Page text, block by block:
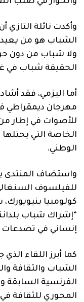
وأكدت نائلة التازي
الشباب هو من
ولا شباب من دون
الحقيقة شباب في
أما اليزمي، فقد
مهرجان ديمقراطي
للأصوات في إطار من
الخاصة التي
الوطني.
واستضاف المنتدى
للفيلسوف
كولومبيا
“إشراك شباب
إنساني في تصدعات
كما أبرز اللقاء
الشباب والثقافة
المحوري للثقافة